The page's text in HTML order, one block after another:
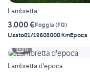
Lambretta
3.000 €Foggia (FG)
Usato01/19605000 KmEpoca
6
Lambretta d'epoca